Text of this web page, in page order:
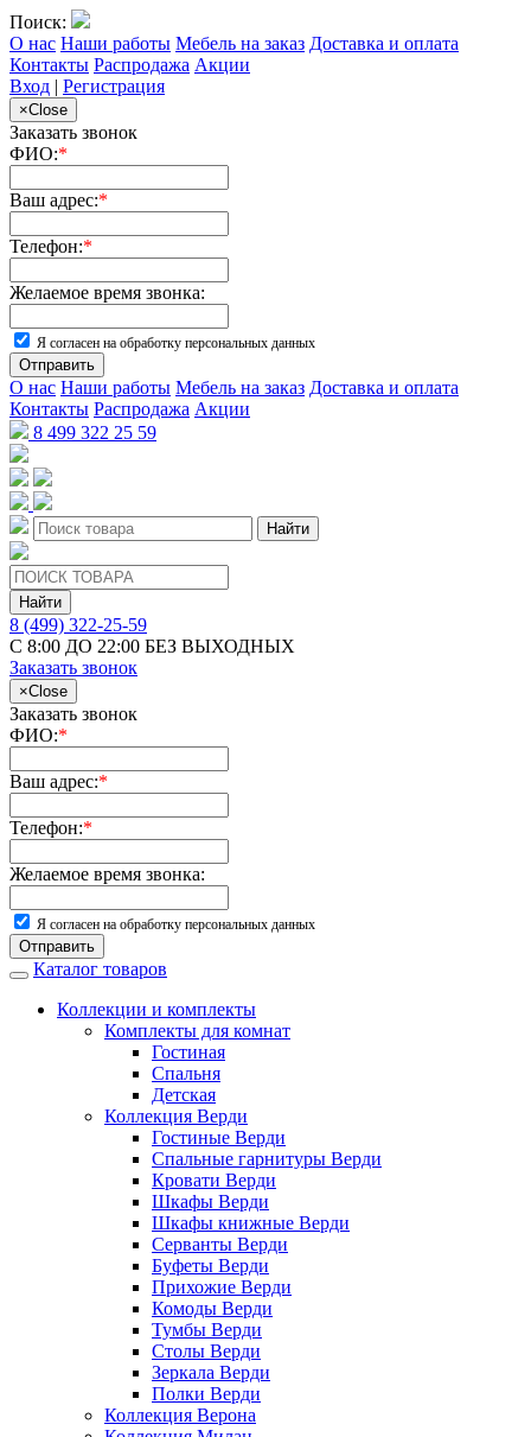
Поиск:
О нас Наши работы Мебель на заказ Доставка и оплата
Контакты Распродажа Акции
Вход | Регистрация
×Close
Заказать звонок
ФИО:*
Ваш адрес:*
Телефон:*
Желаемое время звонка:
Я согласен на обработку персональных данных
Отправить
О нас Наши работы Мебель на заказ Доставка и оплата
Контакты Распродажа Акции
8 499 322 25 59
Найти
Найти
8 (499) 322-25-59
С 8:00 ДО 22:00 БЕЗ ВЫХОДНЫХ
Заказать звонок
×Close
Заказать звонок
ФИО:*
Ваш адрес:*
Телефон:*
Желаемое время звонка:
Я согласен на обработку персональных данных
Отправить
Каталог товаров
Коллекции и комплекты
Комплекты для комнат
Гостиная
Спальня
Детская
Коллекция Верди
Гостиные Верди
Спальные гарнитуры Верди
Кровати Верди
Шкафы Верди
Шкафы книжные Верди
Серванты Верди
Буфеты Верди
Прихожие Верди
Комоды Верди
Тумбы Верди
Столы Верди
Зеркала Верди
Полки Верди
Коллекция Верона